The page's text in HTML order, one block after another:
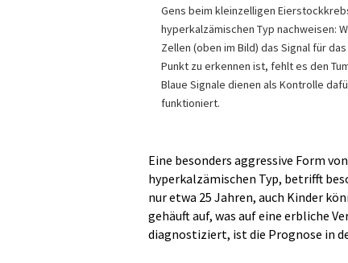
Gens beim kleinzelligen
hyperkalzämischen Typ nachweisen:
Zellen (oben im Bild) das Signal für
Punkt zu erkennen ist, fehlt es den
Blaue Signale dienen als Kontrolle
funktioniert.
Eine besonders aggressive Form
hyperkalzämischen Typ, betrifft
nur etwa 25 Jahren, auch Kinder
gehäuft auf, was auf eine erbliche
diagnostiziert, ist die Prognose in